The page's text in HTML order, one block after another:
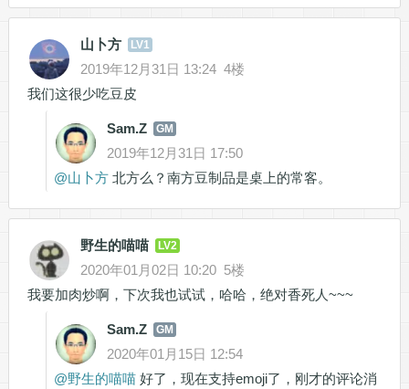
山卜方 LV1
2019年12月31日 13:24 4楼
我们这很少吃豆皮
Sam.Z GM
2019年12月31日 17:50
@山卜方北方么？南方豆制品是桌上的常客。
野生的喵喵 LV2
2020年01月02日 10:20 5楼
我要加肉炒啊，下次我也试试，哈哈，绝对香死人~~~
Sam.Z GM
2020年01月15日 12:54
@野生的喵喵好了，现在支持emoji了，刚才的评论消